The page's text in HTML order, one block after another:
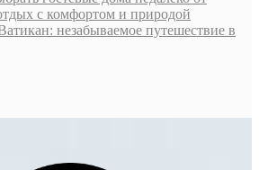
с комфортом и природой
незабываемое путешествие в